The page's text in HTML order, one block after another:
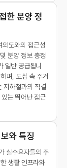
한 분양 정
도와의 접근성
분양 정보 충정
일반 공급됩니
며, 도심 속 주거
지하철과의 직결
는 뛰어난 접근
와 특징
실수요자들의 주
생활 인프라와